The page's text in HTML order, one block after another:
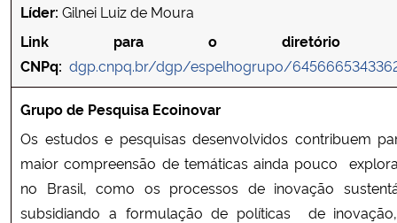
Secretaria de Governo
Gabinete de Segurança Institucional
Advocacia-Geral da União
Líder: Gilnei Luiz de Moura
Link para o diretório
CNPq: dgp.cnpq.br/dgp/espelhogrupo/
Grupo de Pesquisa Ecoinovar
Os estudos e pesquisas desenvolvidos contribuem
maior compreensão de temáticas ainda pouco
no Brasil, como os processos de inovação
subsidiando a formulação de políticas de